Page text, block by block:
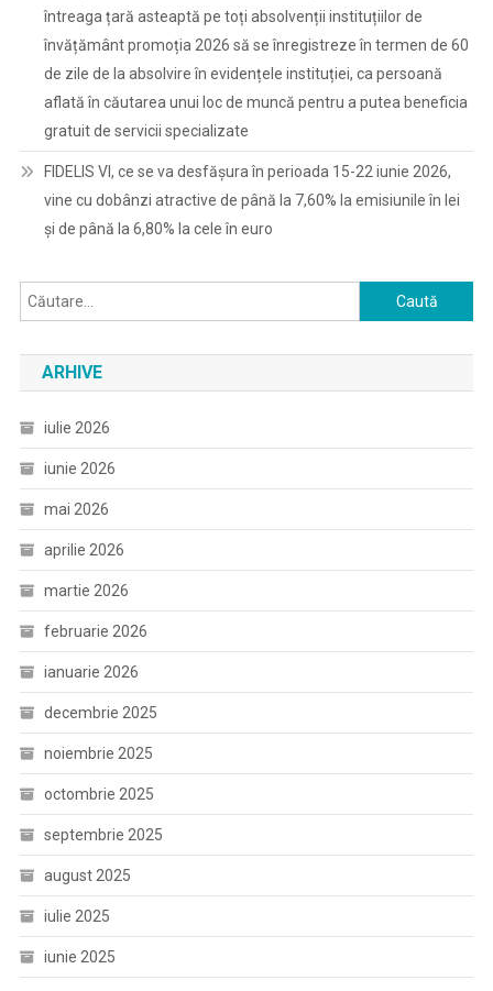
întreaga țară asteaptă pe toți absolvenții instituțiilor de
învățământ promoția 2026 să se înregistreze în termen de 60
de zile de la absolvire în evidențele instituției, ca persoană
aflată în căutarea unui loc de muncă pentru a putea beneficia
gratuit de servicii specializate
FIDELIS VI, ce se va desfășura în perioada 15-22 iunie 2026,
vine cu dobânzi atractive de până la 7,60% la emisiunile în lei
și de până la 6,80% la cele în euro
Caută
după:
ARHIVE
iulie 2026
iunie 2026
mai 2026
aprilie 2026
martie 2026
februarie 2026
ianuarie 2026
decembrie 2025
noiembrie 2025
octombrie 2025
septembrie 2025
august 2025
iulie 2025
iunie 2025